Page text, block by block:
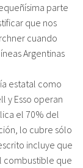
parte
que nos
cuando
Argentinas
estatal como
y Esso operan
el 70% del
lo cubre sólo
incluye que
combustible que